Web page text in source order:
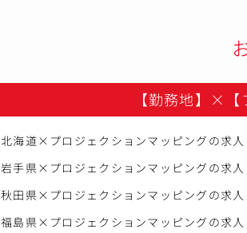
【勤務地】 ×
北海道×プロジェクションマッピングの求人
岩手県×プロジェクションマッピングの求人
秋田県×プロジェクションマッピングの求人
福島県×プロジェクションマッピングの求人